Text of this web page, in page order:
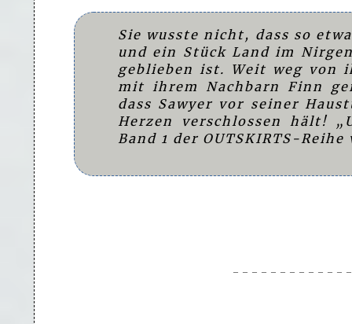
Sie wusste nicht, dass so
und ein Stück Land im
geblieben ist. Weit weg von
mit ihrem Nachbarn Finn
dass Sawyer vor seiner
Herzen verschlossen hält!
Band 1 der OUTSKIRTS-
– – – – – – – – – – – –